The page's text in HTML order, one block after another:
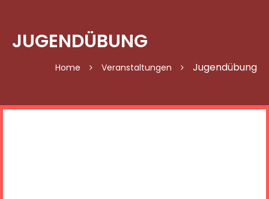
JUGENDÜBUNG
Home Veranstaltungen Jugendübung